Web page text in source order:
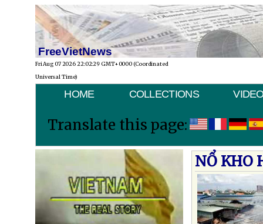
FreeVietNews
Fri Aug 07 2026 22:02:29 GMT+0000 (Coordinated
Universal Time)
HOME COLLECTIONS
Translate this page:
NỔ KHO